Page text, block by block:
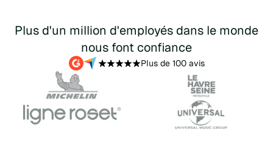
Plus d'un million d'employés dans le monde
nous font confiance
Plus de 100 avis